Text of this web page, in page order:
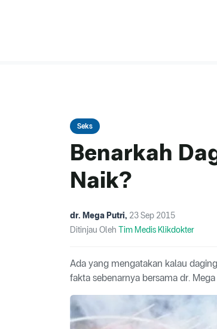
Seks
Benarkah
Naik?
dr. Mega Putri, 23 Sep 2015
Ditinjau Oleh Tim Medis Klikdokter
Ada yang mengatakan kalau
fakta sebenarnya bersama dr.